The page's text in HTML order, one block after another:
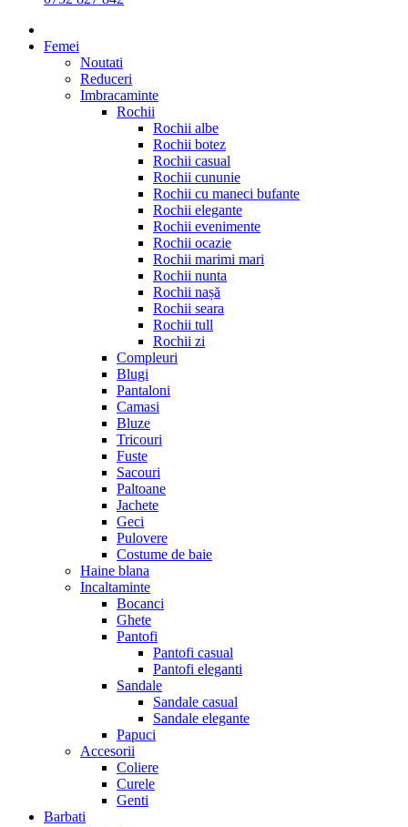
Femei
Noutati
Reduceri
Imbracaminte
Rochii
Rochii albe
Rochii botez
Rochii casual
Rochii cununie
Rochii cu maneci bufante
Rochii elegante
Rochii evenimente
Rochii ocazie
Rochii marimi mari
Rochii nunta
Rochii nașă
Rochii seara
Rochii tull
Rochii zi
Compleuri
Blugi
Pantaloni
Camasi
Bluze
Tricouri
Fuste
Sacouri
Paltoane
Jachete
Geci
Pulovere
Costume de baie
Haine blana
Incaltaminte
Bocanci
Ghete
Pantofi
Pantofi casual
Pantofi eleganti
Sandale
Sandale casual
Sandale elegante
Papuci
Accesorii
Coliere
Curele
Genti
Barbati